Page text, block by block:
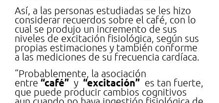
Así, a las personas estudiadas se les hizo
considerar recuerdos sobre el café, con lo
cual se produjo un incremento de sus
niveles de excitación fisiológica, según sus
propias estimaciones y también conforme
a las mediciones de su frecuencia cardíaca.
“Probablemente, la asociación
entre “café” y “excitación” es tan fuerte,
que puede producir cambios cognitivos